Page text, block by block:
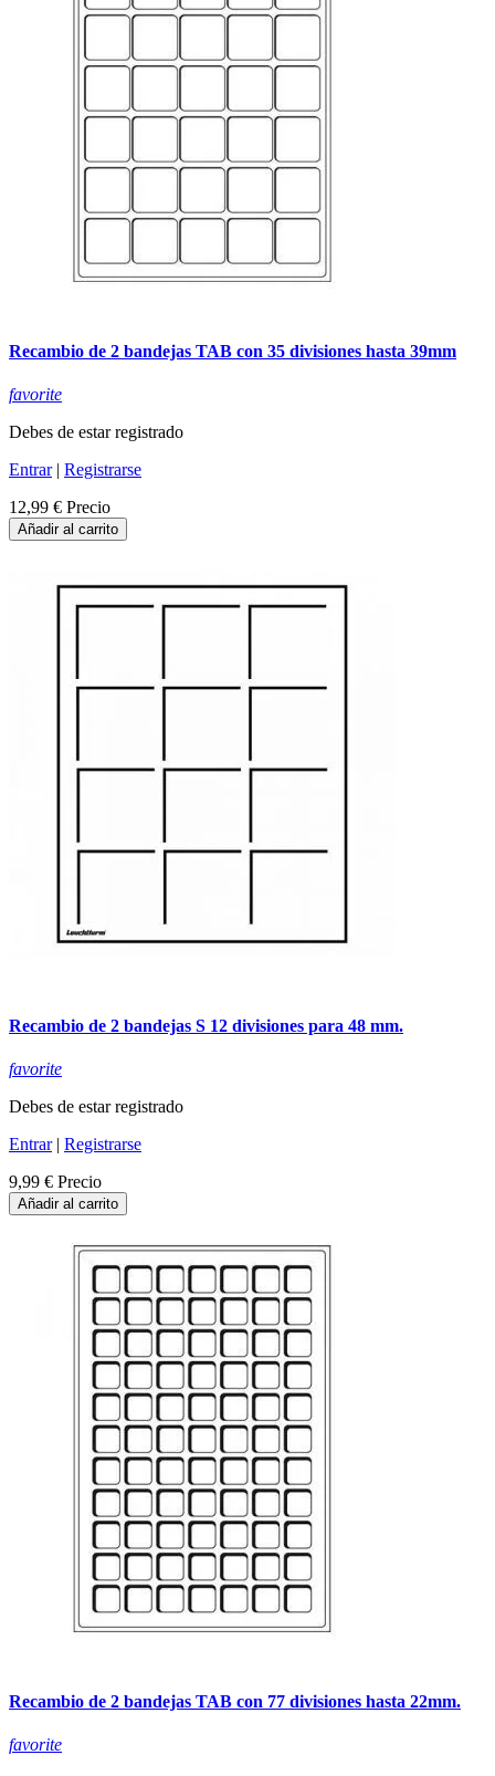
Recambio de 2 bandejas TAB con 35 divisiones hasta 39mm
favorite
Debes de estar registrado
Entrar| Registrarse
12,99 € Precio
Añadir al carrito
Recambio de 2 bandejas S 12 divisiones para 48 mm.
favorite
Debes de estar registrado
Entrar| Registrarse
9,99 € Precio
Añadir al carrito
Recambio de 2 bandejas TAB con 77 divisiones hasta 22mm.
favorite